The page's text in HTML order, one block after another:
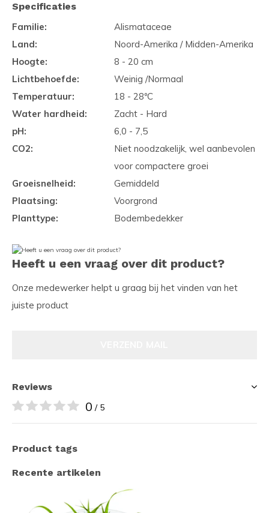
Specificaties
Familie:
Alismataceae
Land:
Noord-Amerika / Midden-Amerika
Hoogte:
8 - 20 cm
Lichtbehoefde:
Weinig /Normaal
Temperatuur:
18 - 28ºC
Water hardheid:
Zacht - Hard
pH:
6,0 - 7,5
CO2:
Niet noodzakelijk, wel aanbevolen
voor compactere groei
Groeisnelheid:
Gemiddeld
Plaatsing:
Voorgrond
Planttype:
Bodembedekker
Heeft u een vraag over dit product?
Onze medewerker helpt u graag bij het vinden van het
juiste product
Reviews
0 / 5
Product tags
Recente artikelen